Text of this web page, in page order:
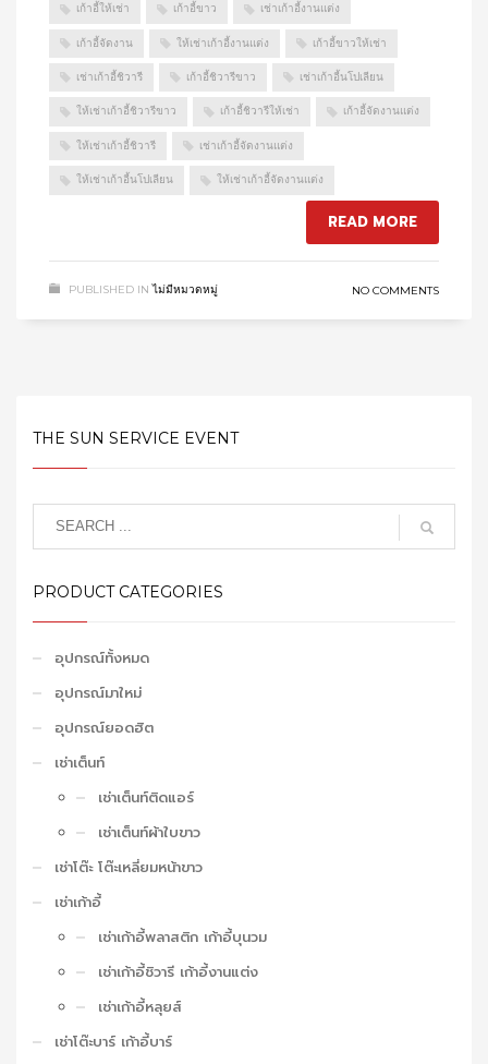
เก้าอี้ให้เช่า เก้าอี้ขาว เช่าเก้าอี้งานแต่ง
เก้าอี้จัดงาน ให้เช่าเก้าอี้งานแต่ง เก้าอี้ขาวให้เช่า
เช่าเก้าอี้ชิวารี เก้าอี้ชิวารีขาว เช่าเก้าอี้นโปเลียน
ให้เช่าเก้าอี้ชิวารีขาว เก้าอี้ชิวารีให้เช่า เก้าอี้จัดงานแต่ง
ให้เช่าเก้าอี้ชิวารี เช่าเก้าอี้จัดงานแต่ง
ให้เช่าเก้าอี้นโปเลียน ให้เช่าเก้าอี้จัดงานแต่ง
READ MORE
PUBLISHED IN ไม่มีหมวดหมู่ NO COMMENTS
THE SUN SERVICE EVENT
PRODUCT CATEGORIES
อุปกรณ์ทั้งหมด
อุปกรณ์มาใหม่
อุปกรณ์ยอดฮิต
เช่าเต็นท์
เช่าเต็นท์ติดแอร์
เช่าเต็นท์ผ้าใบขาว
เช่าโต๊ะ โต๊ะเหลี่ยมหน้าขาว
เช่าเก้าอี้
เช่าเก้าอี้พลาสติก เก้าอี้บุนวม
เช่าเก้าอี้ชิวารี เก้าอี้งานแต่ง
เช่าเก้าอี้หลุยส์
เช่าโต๊ะบาร์ เก้าอี้บาร์